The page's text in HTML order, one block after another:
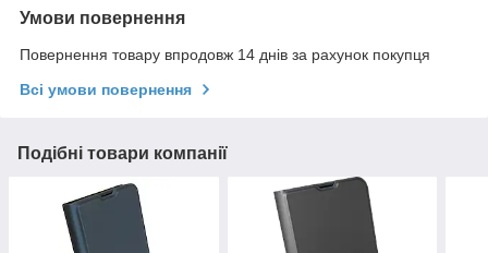
Умови повернення
Повернення товару впродовж 14 днів за рахунок покупця
Всі умови повернення
Подібні товари компанії